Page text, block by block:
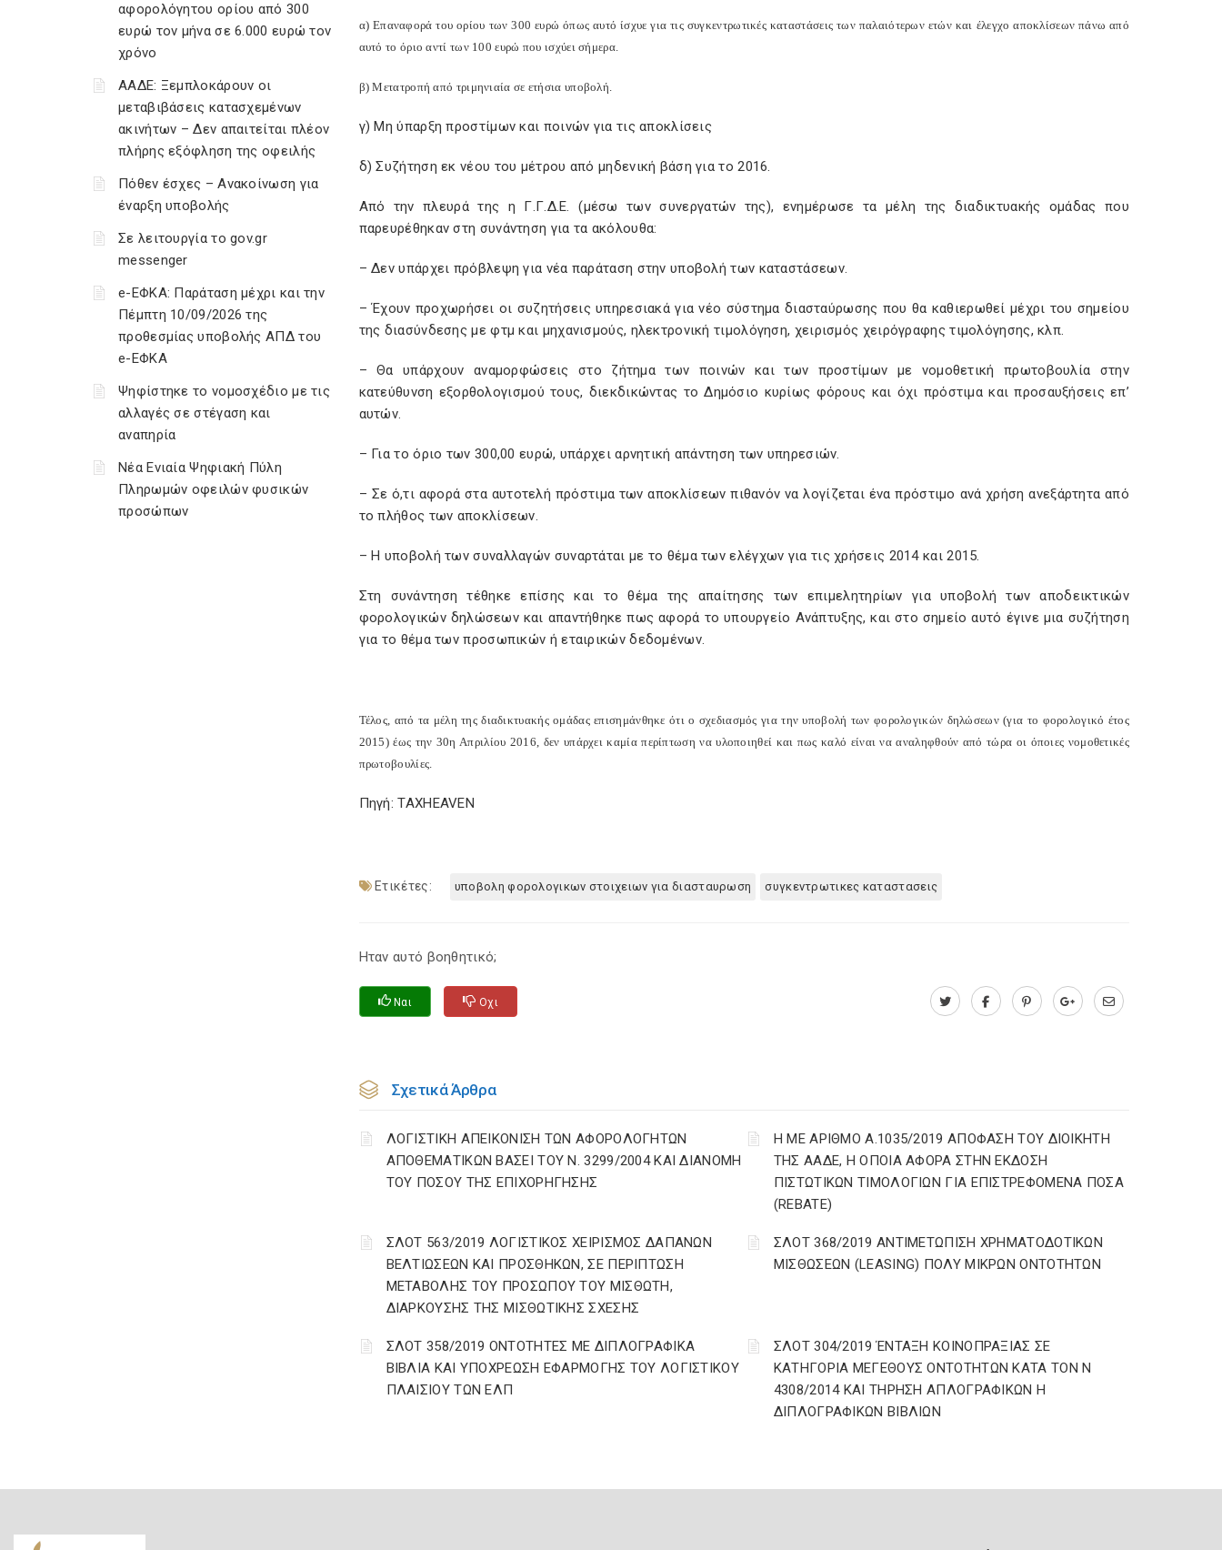
αφορολόγητου ορίου από 300
ευρώ τον μήνα σε 6.000 ευρώ τον
χρόνο
ΑΑΔΕ: Ξεμπλοκάρουν οι
μεταβιβάσεις κατασχεμένων
ακινήτων – Δεν απαιτείται πλέον
πλήρης εξόφληση της οφειλής
Πόθεν έσχες – Ανακοίνωση για
έναρξη υποβολής
Σε λειτουργία το gov.gr
messenger
e-ΕΦΚΑ: Παράταση μέχρι και την
Πέμπτη 10/09/2026 της
προθεσμίας υποβολής ΑΠΔ του
e-ΕΦΚΑ
Ψηφίστηκε το νομοσχέδιο με τις
αλλαγές σε στέγαση και
αναπηρία
Νέα Ενιαία Ψηφιακή Πύλη
Πληρωμών οφειλών φυσικών
προσώπων
α) Επαναφορά του ορίου των 300 ευρώ όπως αυτό ίσχυε για τις συγκεντρωτικές καταστάσεις των παλαιότερων ετών και έλεγχο αποκλίσεων πάνω από
αυτό το όριο αντί των 100 ευρώ που ισχύει σήμερα.
β) Μετατροπή από τριμηνιαία σε ετήσια υποβολή.
γ) Μη ύπαρξη προστίμων και ποινών για τις αποκλίσεις
δ) Συζήτηση εκ νέου του μέτρου από μηδενική βάση για το 2016.
Από την πλευρά της η Γ.Γ.Δ.Ε. (μέσω των συνεργατών της), ενημέρωσε τα μέλη της διαδικτυακής ομάδας που
παρευρέθηκαν στη συνάντηση για τα ακόλουθα:
– Δεν υπάρχει πρόβλεψη για νέα παράταση στην υποβολή των καταστάσεων.
– Έχουν προχωρήσει οι συζητήσεις υπηρεσιακά για νέο σύστημα διασταύρωσης που θα καθιερωθεί μέχρι του σημείου
της διασύνδεσης με φτμ και μηχανισμούς, ηλεκτρονική τιμολόγηση, χειρισμός χειρόγραφης τιμολόγησης, κλπ.
– Θα υπάρχουν αναμορφώσεις στο ζήτημα των ποινών και των προστίμων με νομοθετική πρωτοβουλία στην
κατεύθυνση εξορθολογισμού τους, διεκδικώντας το Δημόσιο κυρίως φόρους και όχι πρόστιμα και προσαυξήσεις επ’
αυτών.
– Για το όριο των 300,00 ευρώ, υπάρχει αρνητική απάντηση των υπηρεσιών.
– Σε ό,τι αφορά στα αυτοτελή πρόστιμα των αποκλίσεων πιθανόν να λογίζεται ένα πρόστιμο ανά χρήση ανεξάρτητα από
το πλήθος των αποκλίσεων.
– Η υποβολή των συναλλαγών συναρτάται με το θέμα των ελέγχων για τις χρήσεις 2014 και 2015.
Στη συνάντηση τέθηκε επίσης και το θέμα της απαίτησης των επιμελητηρίων για υποβολή των αποδεικτικών
φορολογικών δηλώσεων και απαντήθηκε πως αφορά το υπουργείο Ανάπτυξης, και στο σημείο αυτό έγινε μια συζήτηση
για το θέμα των προσωπικών ή εταιρικών δεδομένων.
Τέλος, από τα μέλη της διαδικτυακής ομάδας επισημάνθηκε ότι ο σχεδιασμός για την υποβολή των φορολογικών δηλώσεων (για το φορολογικό έτος
2015) έως την 30η Απριλίου 2016, δεν υπάρχει καμία περίπτωση να υλοποιηθεί και πως καλό είναι να αναληφθούν από τώρα οι όποιες νομοθετικές
πρωτοβουλίες.
Πηγή: TAXHEAVEN
Ετικέτες: υποβολη φορολογικων στοιχειων για διασταυρωση συγκεντρωτικες καταστασεις
Ηταν αυτό βοηθητικό;
Ναι Οχι
Σχετικά Άρθρα
ΛΟΓΙΣΤΙΚΗ ΑΠΕΙΚΟΝΙΣΗ ΤΩΝ ΑΦΟΡΟΛΟΓΗΤΩΝ
ΑΠΟΘΕΜΑΤΙΚΩΝ ΒΑΣΕΙ ΤΟΥ N. 3299/2004 ΚΑΙ ΔΙΑΝΟΜΗ
ΤΟΥ ΠΟΣΟΥ ΤΗΣ ΕΠΙΧΟΡΗΓΗΣΗΣ
Η ΜΕ ΑΡΙΘΜΟ Α.1035/2019 ΑΠΟΦΑΣΗ ΤΟΥ ΔΙΟΙΚΗΤΗ
ΤΗΣ ΑΑΔΕ, Η ΟΠΟΙΑ ΑΦΟΡΑ ΣΤΗΝ ΕΚΔΟΣΗ
ΠΙΣΤΩΤΙΚΩΝ ΤΙΜΟΛΟΓΙΩΝ ΓΙΑ ΕΠΙΣΤΡΕΦΟΜΕΝΑ ΠΟΣΑ
(REBATE)
ΣΛΟΤ 563/2019 ΛΟΓΙΣΤΙΚΟΣ ΧΕΙΡΙΣΜΟΣ ΔΑΠΑΝΩΝ
ΒΕΛΤΙΩΣΕΩΝ ΚΑΙ ΠΡΟΣΘΗΚΩΝ, ΣΕ ΠΕΡΙΠΤΩΣΗ
ΜΕΤΑΒΟΛΗΣ ΤΟΥ ΠΡΟΣΩΠΟΥ ΤΟΥ ΜΙΣΘΩΤΗ,
ΔΙΑΡΚΟΥΣΗΣ ΤΗΣ ΜΙΣΘΩΤΙΚΗΣ ΣΧΕΣΗΣ
ΣΛΟΤ 368/2019 ΑΝΤΙΜΕΤΩΠΙΣΗ ΧΡΗΜΑΤΟΔΟΤΙΚΩΝ
ΜΙΣΘΩΣΕΩΝ (LEASING) ΠΟΛΥ ΜΙΚΡΩΝ ΟΝΤΟΤΗΤΩΝ
ΣΛΟΤ 358/2019 ΟΝΤΟΤΗΤΕΣ ΜΕ ΔΙΠΛΟΓΡΑΦΙΚΑ
ΒΙΒΛΙΑ ΚΑΙ ΥΠΟΧΡΕΩΣΗ ΕΦΑΡΜΟΓΗΣ ΤΟΥ ΛΟΓΙΣΤΙΚΟΥ
ΠΛΑΙΣΙΟΥ ΤΩΝ ΕΛΠ
ΣΛΟΤ 304/2019 ΈΝΤΑΞΗ ΚΟΙΝΟΠΡΑΞΙΑΣ ΣΕ
ΚΑΤΗΓΟΡΙΑ ΜΕΓΕΘΟΥΣ ΟΝΤΟΤΗΤΩΝ ΚΑΤΑ ΤΟΝ Ν
4308/2014 ΚΑΙ ΤΗΡΗΣΗ ΑΠΛΟΓΡΑΦΙΚΩΝ Η
ΔΙΠΛΟΓΡΑΦΙΚΩΝ ΒΙΒΛΙΩΝ